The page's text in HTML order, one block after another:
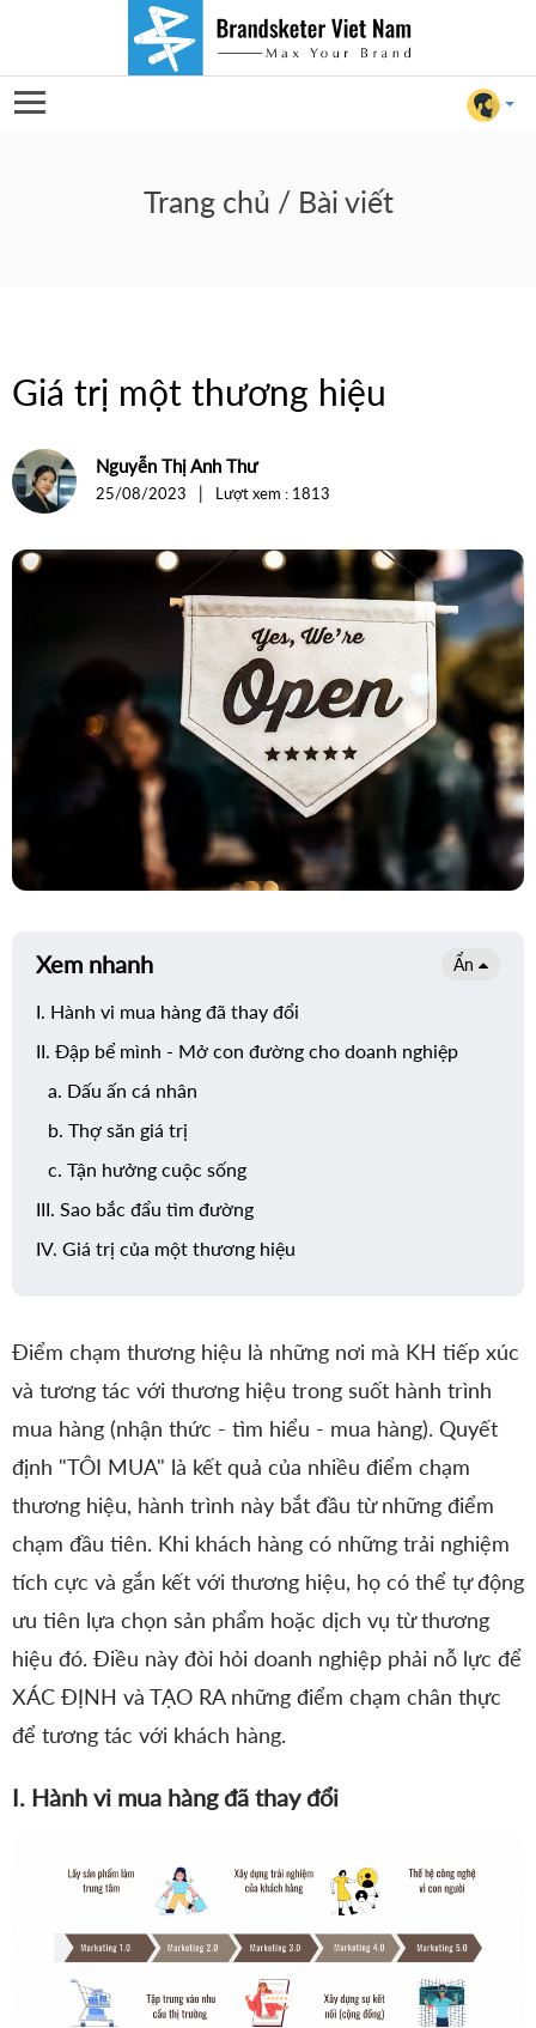
For Client
For Internal
hiệu
Trang chủ / Bài viết
Giá trị một thương hiệu
Nguyễn Thị Anh Thư
25/08/2023 | Lượt xem : 1813
Xem nhanh Ẩn
I. Hành vi mua hàng đã thay đổi
II. Đập bể mình - Mở con đường cho doanh nghiệp
a. Dấu ấn cá nhân
b. Thợ săn giá trị
c. Tận hưởng cuộc sống
III. Sao bắc đẩu tìm đường
IV. Giá trị của một thương hiệu
Điểm chạm thương hiệu là những nơi mà KH tiếp xúc
và tương tác với thương hiệu trong suốt hành trình
mua hàng (nhận thức - tìm hiểu - mua hàng). Quyết
định "TÔI MUA" là kết quả của nhiều điểm chạm
thương hiệu, hành trình này bắt đầu từ những điểm
chạm đầu tiên. Khi khách hàng có những trải nghiệm
tích cực và gắn kết với thương hiệu, họ có thể tự động
ưu tiên lựa chọn sản phẩm hoặc dịch vụ từ thương
hiệu đó. Điều này đòi hỏi doanh nghiệp phải nỗ lực để
XÁC ĐỊNH và TẠO RA những điểm chạm chân thực
để tương tác với khách hàng.
I. Hành vi mua hàng đã thay đổi